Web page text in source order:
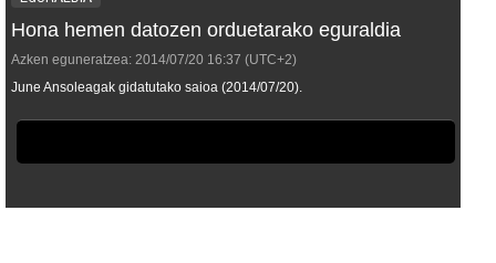
Hona hemen datozen orduetarako eguraldia
Azken eguneratzea: 2014/07/20 16:37 (UTC+2)
June Ansoleagak gidatutako saioa (2014/07/20).